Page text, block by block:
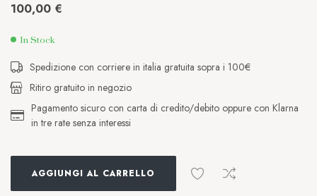
100,00 €
In Stock
Spedizione con corriere in italia gratuita sopra i 100€
Ritiro gratuito in negozio
Pagamento sicuro con carta di credito/debito oppure con Klarna
in tre rate senza interessi
AGGIUNGI AL CARRELLO